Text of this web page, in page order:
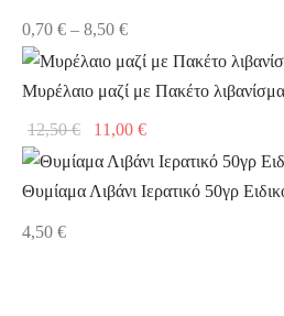
0,70 € – 8,50 €Price
range:
0,70 €
Μυρέλαιο μαζί με Πακέτο
12,50€
Original
price
was:
11,00 €
τρέχουσα
τιμή
Θυμίαμα Λιβάνι Ιερατικό 50γρ
4,50 €